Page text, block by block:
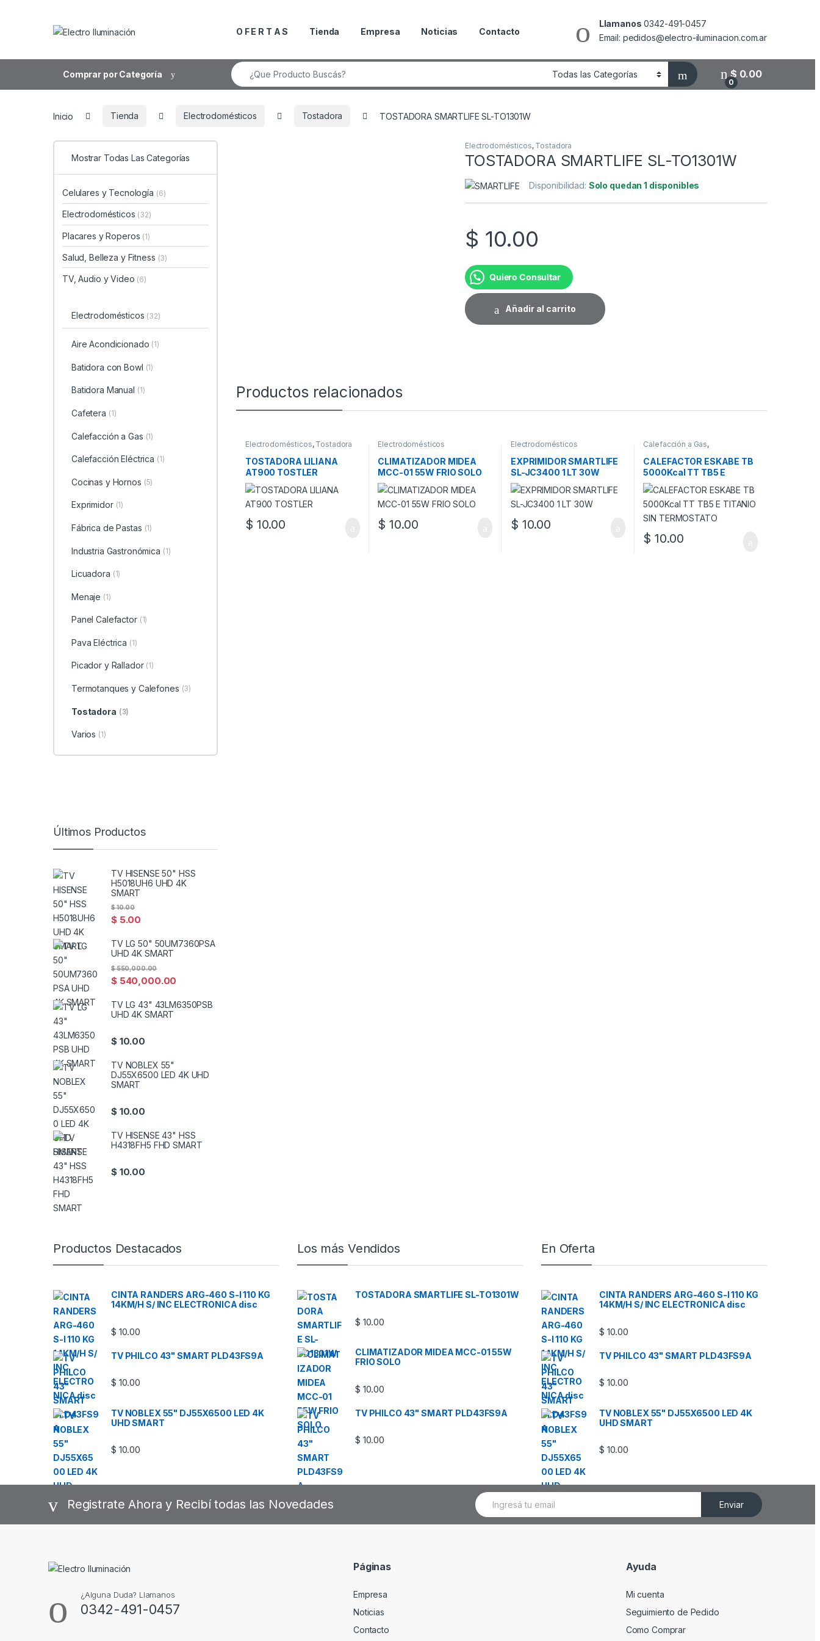
O F E R T A S Tienda Empresa Noticias Contacto
Llamanos 0342-491-0457
Email: pedidos@electro-iluminacion.com.ar
Comprar por Categoría
Búsqueda de:
0
$ 0.00
Inicio Tienda Electrodomésticos Tostadora TOSTADORA SMARTLIFE SL-TO1301W
Electrodomésticos, Tostadora
TOSTADORA SMARTLIFE SL-TO1301W
Disponibilidad: Solo quedan 1 disponibles
$ 10.00
Quiero Consultar
Añadir al carrito
Productos relacionados
Electrodomésticos, Tostadora
TOSTADORA LILIANA
AT900 TOSTLER
$ 10.00
Electrodomésticos
CLIMATIZADOR MIDEA
MCC-01 55W FRIO SOLO
$ 10.00
Electrodomésticos
EXPRIMIDOR SMARTLIFE
SL-JC3400 1 LT 30W
$ 10.00
Calefacción a Gas,
Electrodomésticos
CALEFACTOR ESKABE TB
5000Kcal TT TB5 E
TITANIO SIN
TERMOSTATO
$ 10.00
Mostrar Todas Las Categorías
Celulares y Tecnología (6)
Electrodomésticos (32)
Placares y Roperos (1)
Salud, Belleza y Fitness (3)
TV, Audio y Video (6)
Electrodomésticos (32)
Aire Acondicionado (1)
Batidora con Bowl (1)
Batidora Manual (1)
Cafetera (1)
Calefacción a Gas (1)
Calefacción Eléctrica (1)
Cocinas y Hornos (5)
Exprimidor (1)
Fábrica de Pastas (1)
Industria Gastronómica (1)
Licuadora (1)
Menaje (1)
Panel Calefactor (1)
Pava Eléctrica (1)
Picador y Rallador (1)
Termotanques y Calefones (3)
Tostadora (3)
Varios (1)
Últimos Productos
TV HISENSE 50" HSS
H5018UH6 UHD 4K
SMART
$5.00
$10.00
TV LG 50" 50UM7360PSA
UHD 4K SMART
$540,000.00
$550,000.00
TV LG 43" 43LM6350PSB
UHD 4K SMART
$10.00
TV NOBLEX 55"
DJ55X6500 LED 4K UHD
SMART
$10.00
TV HISENSE 43" HSS
H4318FH5 FHD SMART
$10.00
Productos Destacados
CINTA RANDERS ARG-460 S-I 110 KG
14KM/H S/ INC ELECTRONICA disc
$ 10.00
TV PHILCO 43" SMART PLD43FS9A
$ 10.00
TV NOBLEX 55" DJ55X6500 LED 4K
UHD SMART
$ 10.00
Los más Vendidos
TOSTADORA SMARTLIFE SL-TO1301W
$ 10.00
CLIMATIZADOR MIDEA MCC-01 55W
FRIO SOLO
$ 10.00
TV PHILCO 43" SMART PLD43FS9A
$ 10.00
En Oferta
CINTA RANDERS ARG-460 S-I 110 KG
14KM/H S/ INC ELECTRONICA disc
$ 10.00
TV PHILCO 43" SMART PLD43FS9A
$ 10.00
TV NOBLEX 55" DJ55X6500 LED 4K
UHD SMART
$ 10.00
Registrate Ahora y Recibí todas las Novedades
E
m
Enviar
¿Alguna Duda? Llamanos
0342-491-0457
Páginas
Empresa
Noticias
Contacto
Ayuda
Mi cuenta
Seguimiento de Pedido
Como Comprar